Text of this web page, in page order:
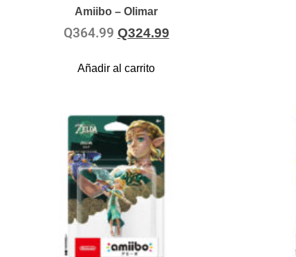
Amiibo – Olimar
Q364.99 Q324.99
Añadir al carrito